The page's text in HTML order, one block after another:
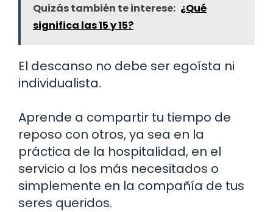
Quizás también te interese: ¿Qué
significa las 15 y 15?
El descanso no debe ser egoísta ni
individualista.
Aprende a compartir tu tiempo de
reposo con otros, ya sea en la
práctica de la hospitalidad, en el
servicio a los más necesitados o
simplemente en la compañía de tus
seres queridos.